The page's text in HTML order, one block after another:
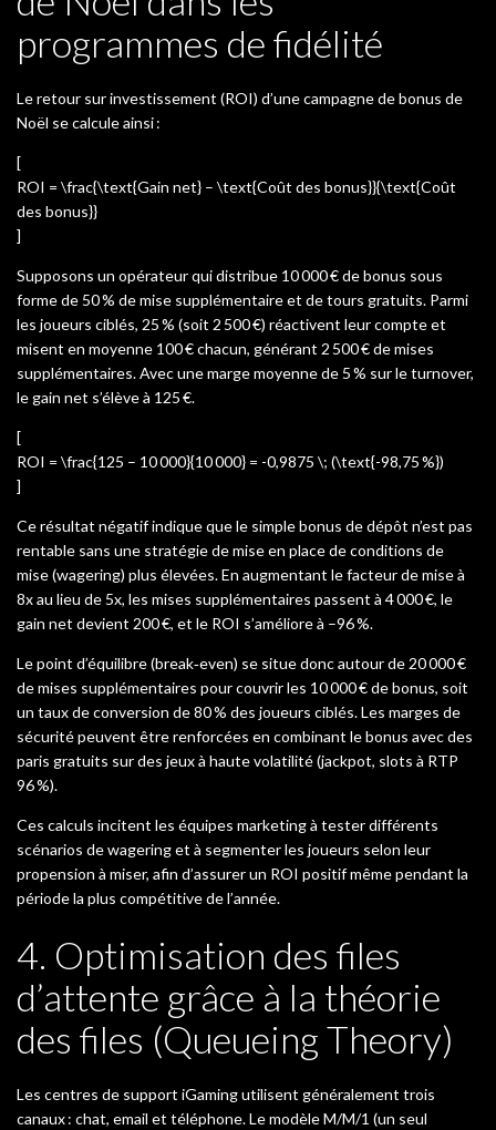
programmes de fidélité
Le retour sur investissement (ROI) d’une campagne de bonus de
Noël se calcule ainsi :
[
ROI = \frac{\text{Gain net} – \text{Coût des bonus}}{\text{Coût
des bonus}}
]
Supposons un opérateur qui distribue 10 000 € de bonus sous
forme de 50 % de mise supplémentaire et de tours gratuits. Parmi
les joueurs ciblés, 25 % (soit 2 500 €) réactivent leur compte et
misent en moyenne 100 € chacun, générant 2 500 € de mises
supplémentaires. Avec une marge moyenne de 5 % sur le turnover,
le gain net s’élève à 125 €.
[
ROI = \frac{125 – 10 000}{10 000} = -0,9875 \; (\text{-98,75 %})
]
Ce résultat négatif indique que le simple bonus de dépôt n’est pas
rentable sans une stratégie de mise en place de conditions de
mise (wagering) plus élevées. En augmentant le facteur de mise à
8x au lieu de 5x, les mises supplémentaires passent à 4 000 €, le
gain net devient 200 €, et le ROI s’améliore à –96 %.
Le point d’équilibre (break‑even) se situe donc autour de 20 000 €
de mises supplémentaires pour couvrir les 10 000 € de bonus, soit
un taux de conversion de 80 % des joueurs ciblés. Les marges de
sécurité peuvent être renforcées en combinant le bonus avec des
paris gratuits sur des jeux à haute volatilité (jackpot, slots à RTP
96 %).
Ces calculs incitent les équipes marketing à tester différents
scénarios de wagering et à segmenter les joueurs selon leur
propension à miser, afin d’assurer un ROI positif même pendant la
période la plus compétitive de l’année.
4. Optimisation des files
d’attente grâce à la théorie
des files (Queueing Theory)
Les centres de support iGaming utilisent généralement trois
canaux : chat, email et téléphone. Le modèle M/M/1 (un seul